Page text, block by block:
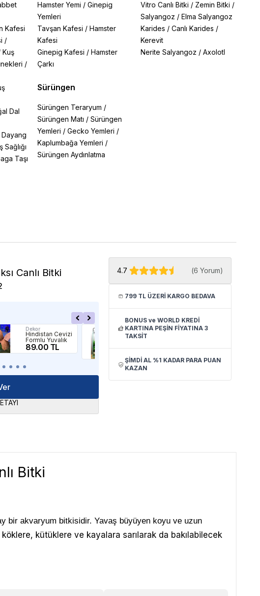
Kafesi
/
Kuş
/
Dal
Dayang
Sağlığı
Taşı
Hamster Yemi / Ginepig
Yemleri
Tavşan Kafesi / Hamster
Kafesi
Ginepig Kafesi / Hamster
Çarkı
Sürüngen
Sürüngen Teraryum /
Sürüngen Matı / Sürüngen
Yemleri / Gecko Yemleri /
Kaplumbağa Yemleri /
Sürüngen Aydınlatma
Vitro Canlı Bitki / Zemin Bitki /
Salyangoz /Elma Salyangoz
Karides /Canlı Karides /
Kerevit
Nerite Salyangoz /Axolotl
Canlı Bitki
Dekor
Hindistan Cevizi
Formlu Yuvalık
89.00 TL
İthâl Bitki
Marimo Moss
Ball 3-4Cm
4.7 (6 Yorum)
799 TL ÜZERİ KARGO BEDAVA
BONUS ve WORLD KREDİ
KARTINA PEŞİN FİYATINA 3
TAKSİT
ŞİMDİ AL %1 KADAR PARA PUAN
KAZAN
Bitki
bir akvaryum bitkisidir. Yavaş büyüyen koyu ve uzun
köklere, kütüklere ve kayalara sarılarak da bakılabilecek